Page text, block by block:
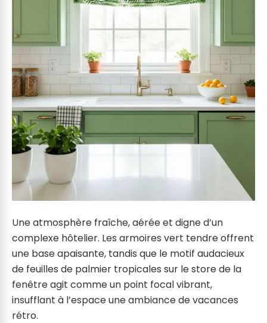
Une atmosphère fraîche, aérée et digne d’un
complexe hôtelier. Les armoires vert tendre offrent
une base apaisante, tandis que le motif audacieux
de feuilles de palmier tropicales sur le store de la
fenêtre agit comme un point focal vibrant,
insufflant à l’espace une ambiance de vacances
rétro.